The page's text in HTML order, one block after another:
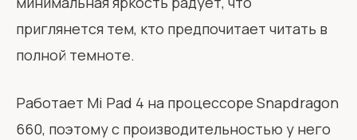
приглянется тем, кто предпочитает читать в
полной темноте.
Работает Mi Pad 4 на процессоре Snapdragon
660, поэтому с производительностью у него